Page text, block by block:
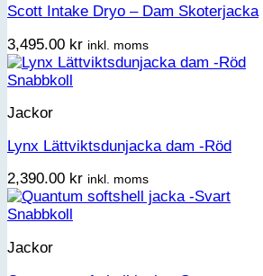
Scott Intake Dryo – Dam Skoterjacka
3,495.00 kr inkl. moms
Snabbkoll
Jackor
Lynx Lättviktsdunjacka dam -Röd
2,390.00 kr inkl. moms
Snabbkoll
Jackor